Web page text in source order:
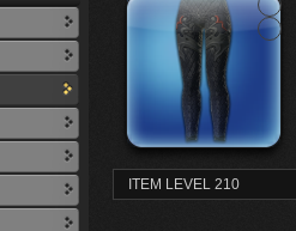
ITEM LEVEL 210